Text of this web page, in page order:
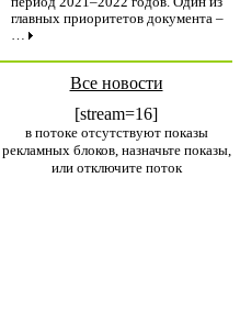
главных приоритетов документа –
…
Все новости
[stream=16]
в потоке отсутствуют показы
рекламных блоков, назначьте показы,
или отключите поток